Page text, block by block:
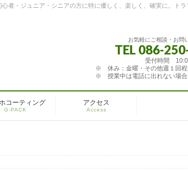
者・ジュニア・シニアの方に特に優しく、楽しく、確実に。トラ
お気軽にご相談・お問
TEL 086-
受付時間
※ 休み：金曜・その他週１回程
※ 授業中は電話に出れない場合
コーティング
G-PACK
アクセス
Access